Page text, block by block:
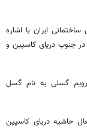
ایران با اشاره
جنوب دریای کاسپین و
گسلی به نام گسل
حاشیه دریای کاسپین